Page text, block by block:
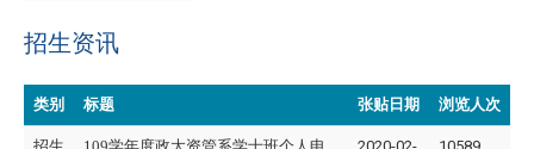
招生资讯
类别 标题 张贴日期 浏览人次